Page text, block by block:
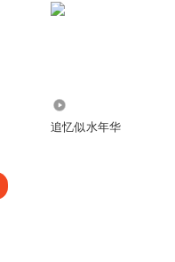
追忆似水年华